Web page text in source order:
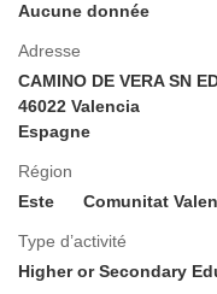
Adresse
CAMINO DE VERA SN
46022 Valencia
Espagne
Région
Este
Comunitat
Type d’activité
Higher or Secondary
Aucune donnée